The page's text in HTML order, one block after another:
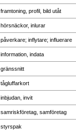
framtoning, profil, bild utåt
hörsnäckor, inlurar
påverkare; inflytare; influerare
information, indata
gränssnitt
tågluffarkort
inbjudan, invit
samriskföretag, samföretag
styrspak